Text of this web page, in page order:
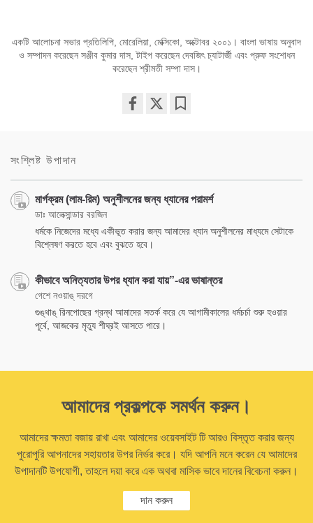
একটি আলোচনা সভার প্রতিলিপি, মোরেলিয়া, মেক্সিকো, অক্টোবর ২০০১। বাংলা ভাষায় অনুবাদ
ও সম্পাদন করেছেন সঞ্জীব কুমার দাস, টাইপ করেছেন দেবজিৎ চ্যাটার্জী এবং প্রুফ সংশোধন
করেছেন শ্রীমতী সম্পা দাস।
সংশ্লিষ্ট উপাদান
মার্গক্রম (লাম-রিম) অনুশীলনের জন্য ধ্যানের পরামর্শ
ডাঃ আলেক্সান্ডার বরজিন
ধর্মকে নিজেদের মধ্যে একীভূত করার জন্য আমাদের ধ্যান অনুশীলনের মাধ্যমে সেটাকে
বিশ্লেষণ করতে হবে এবং বুঝতে হবে।
কীভাবে অনিত্যতার উপর ধ্যান করা যায়”-এর ভাষান্তর
গেশে নওয়াঙ্‌ দরগে
গুঙ্‌থাঙ্‌ রিনপোছের গ্রন্থ আমাদের সতর্ক করে যে আগামীকালের ধর্মচর্চা শুরু হওয়ার
পূর্বে, আজকের মৃত্যু শীঘ্রই আসতে পারে।
আমাদের প্রকল্পকে সমর্থন করুন।
আমাদের ক্ষমতা বজায় রাখা এবং আমাদের ওয়েবসাইট টি আরও বিস্তৃত করার জন্য
পুরোপুরি আপনাদের সহায়তার উপর নির্ভর করে। যদি আপনি মনে করেন যে আমাদের
উপাদানটি উপযোগী, তাহলে দয়া করে এক অথবা মাসিক ভাবে দানের বিবেচনা করুন।
দান করুন